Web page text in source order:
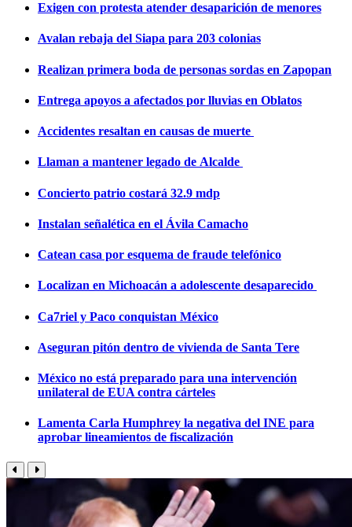
Exigen con protesta atender desaparición de menores
Avalan rebaja del Siapa para 203 colonias
Realizan primera boda de personas sordas en Zapopan
Entrega apoyos a afectados por lluvias en Oblatos
Accidentes resaltan en causas de muerte
Llaman a mantener legado de Alcalde
Concierto patrio costará 32.9 mdp
Instalan señalética en el Ávila Camacho
Catean casa por esquema de fraude telefónico
Localizan en Michoacán a adolescente desaparecido
Ca7riel y Paco conquistan México
Aseguran pitón dentro de vivienda de Santa Tere
México no está preparado para una intervención
unilateral de EUA contra cárteles
Lamenta Carla Humphrey la negativa del INE para
aprobar lineamientos de fiscalización